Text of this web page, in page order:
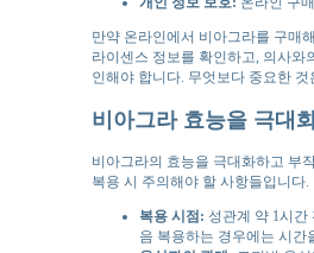
만약 온라인에서 비아그라를 구매
라이센스 정보를 확인하고, 의사와
인해야 합니다. 무엇보다 중요한
비아그라 효능을 극대
비아그라의 효능을 극대화하고 부
복용 시 주의해야 할 사항들입니다.
복용 시점: 성관계 약 1시
음 복용하는 경우에는 시간